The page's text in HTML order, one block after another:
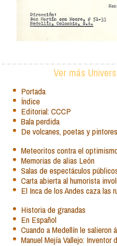
Ver más
Portada
Índice
Editorial: CCCP
Bala perdida
De volcanes, poetas y pintores
Meteoritos contra el
Memorias de alias León
Salas de espectáculos
Carta abierta al humorista
El Inca de los Andes caza las
Historia de granadas
En Español
Cuando a Medellín le salieron
Manuel Mejía Vallejo: Inventor